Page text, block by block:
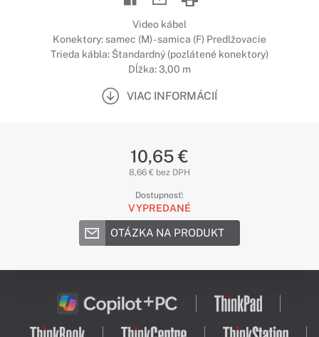
Video kábel
Konektory: samec (M) - samica (F) Predlžovacie
Trieda kábla: Štandardný (pozlátené konektory)
Dĺžka: 3,00 m
VIAC INFORMÁCIÍ
10,65 €
8,66 € bez DPH
Dostupnosť:
VYPREDANÉ
OTÁZKA NA PRODUKT